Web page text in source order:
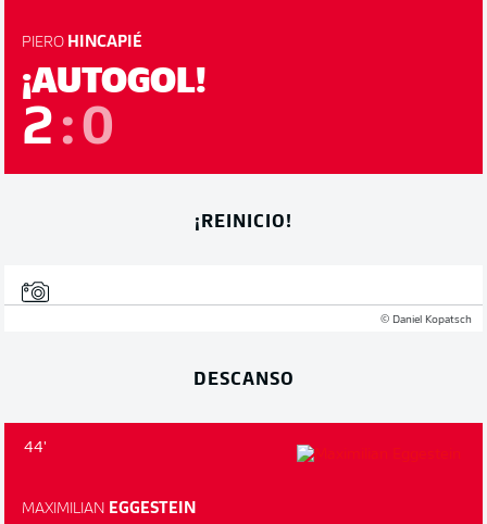
PIERO HINCAPIÉ
¡AUTOGOL!
2:0
¡REINICIO!
© Daniel Kopatsch
DESCANSO
44'
MAXIMILIAN EGGESTEIN